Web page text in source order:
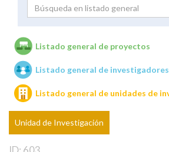
Unidades de investigación
Listado general de proyectos
Listado general de investigadores
Listado general de unidades de
Unidad de Investigación